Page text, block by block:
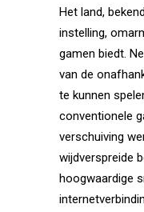
Het land,
instelling,
gamen biedt.
van de
te kunnen
conventionele
verschuiving
wijdverspreide
hoogwaardige